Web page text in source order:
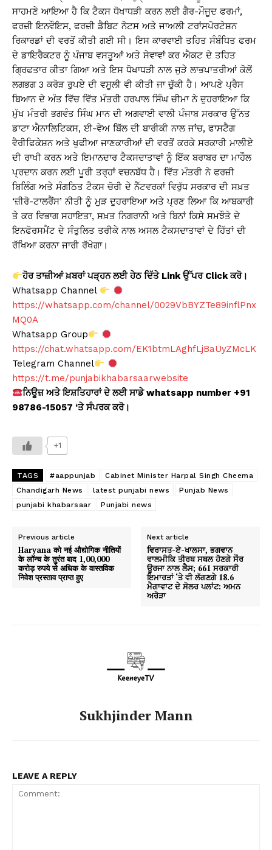
ਸਾਹਮਣੇ ਆਇਆ ਹੈ ਕਿ ਟੈਕਸ ਧੋਖਾਧੜੀ ਕਰਨ ਲਈ ਗੈਰ-ਮੌਜੂਦ ਫਰਮਾਂ,
ਫਰਜ਼ੀ ਇਨਵੌਇਸ, ਫਰਜ਼ੀ ਡੈਬਿਟ ਨੋਟਸ ਅਤੇ ਜਾਅਲੀ ਟਰਾਂਸਪੋਰਟੇਸ਼ਨ
ਰਿਕਾਰਡਾਂ ਦੀ ਵਰਤੋਂ ਕੀਤੀ ਗਈ ਸੀ। ਇਸ ਕਾਰਵਾਈ ਤਹਿਤ ਸੰਬੰਧਿਤ ਫਰਮ
ਦੇ ਡਾਇਰੈਕਟਰ ਨੂੰ ਪੰਜਾਬ ਵਸਤੂਆਂ ਅਤੇ ਸੇਵਾਵਾਂ ਕਰ ਐਕਟ ਦੇ ਤਹਿਤ
ਗ੍ਰਿਫਤਾਰ ਕੀਤਾ ਗਿਆ ਅਤੇ ਇਸ ਧੋਖਾਧੜੀ ਨਾਲ ਜੁੜੇ ਲਾਭਪਾਤਰੀਆਂ ਕੋਲੋਂ
ਲਗਭਗ 3 ਕਰੋੜ ਰੁਪਏ ਦੀ ਵਸੂਲੀ ਵੀ ਕੀਤੀ ਜਾ ਚੁੱਕੀ ਹੈ। ਆਪਣੇ ਪ੍ਰੈਸ
ਬਿਆਨ ਦੇ ਅੰਤ ਵਿੱਚ ਵਿੱਤ ਮੰਤਰੀ ਹਰਪਾਲ ਸਿੰਘ ਚੀਮਾ ਨੇ ਦੁਹਰਾਇਆ ਕਿ
ਮੁੱਖ ਮੰਤਰੀ ਭਗਵੰਤ ਸਿੰਘ ਮਾਨ ਦੀ ਅਗਵਾਈ ਵਾਲੀ ਪੰਜਾਬ ਸਰਕਾਰ ਉੱਨਤ
ਡਾਟਾ ਐਨਾਲਿਟਿਕਸ, ਈ-ਵੇਅ ਬਿੱਲ ਦੀ ਬਾਰੀਕੀ ਨਾਲ ਜਾਂਚ, ਫਾਸਟੈਗ
ਵੈਰੀਫਿਕੇਸ਼ਨ ਅਤੇ ਖੁਫੀਆ ਜਾਣਕਾਰੀਆਂ ਦੀ ਵਰਤੋਂ ਕਰਕੇ ਸਰਕਾਰੀ ਮਾਲੀਏ
ਦੀ ਰਾਖੀ ਕਰਨ ਅਤੇ ਇਮਾਨਦਾਰ ਟੈਕਸਦਾਤਾਵਾਂ ਨੂੰ ਇੱਕ ਬਰਾਬਰ ਦਾ ਮਾਹੌਲ
ਪ੍ਰਦਾਨ ਕਰਨ ਲਈ ਪੂਰੀ ਤਰ੍ਹਾਂ ਵਚਨਬੱਧ ਹੈ। ਵਿੱਤ ਮੰਤਰੀ ਨੇ ਫਰਜ਼ੀ
ਬਿਲਿੰਗ ਅਤੇ ਸੰਗਠਿਤ ਟੈਕਸ ਚੋਰੀ ਦੇ ਨੈੱਟਵਰਕਾਂ ਵਿਰੁੱਧ ਸਰਕਾਰ ਦੀ ਸਖ਼ਤ
‘ਜ਼ੀਰੋ-ਟਾਲਰੈਂਸ’ ਨੀਤੀ ਨੂੰ ਮੁੜ ਦੁਹਰਾਇਆ ਅਤੇ ਪ੍ਰਣ ਲਿਆ ਕਿ ਆਬਕਾਰੀ
ਤੇ ਕਰ ਵਿਭਾਗ ਸਹਾਇਤਾ, ਸਖ਼ਤ ਨਿਗਰਾਨੀ ਅਤੇ ਬਿਨਾਂ ਕਿਸੇ ਸਮਝੌਤੇ ਦੇ
ਇਨਫੋਰਸਮੈਂਟ ਦੇ ਸੰਤੁਲਿਤ ਤਰੀਕੇ ਨਾਲ ਅਸਲ ਟੈਕਸਦਾਤਾਵਾਂ ਦੇ ਹਿੱਤਾਂ ਦੀ
ਰੱਖਿਆ ਕਰਨਾ ਜਾਰੀ ਰੱਖੇਗਾ।
ਹੋਰ ਤਾਜ਼ੀਆਂ ਖ਼ਬਰਾਂ ਪੜ੍ਹਨ ਲਈ ਹੇਠ ਦਿੱਤੇ Link ਉੱਪਰ Click ਕਰੋ।
Whatsapp Channel
https://whatsapp.com/channel/0029VbBYZTe89inflPnx
MQ0A
Whatsapp Group
https://chat.whatsapp.com/EK1btmLAghfLjBaUyZMcLK
Telegram Channel
https://t.me/punjabikhabarsaarwebsite
ਨਿਊਜ਼ ਅਤੇ ਇਸ਼ਤਿਹਾਰਾਂ ਦੇ ਲਈ ਸਾਡੇ whatsapp number +91
98786-15057 ‘ਤੇ ਸੰਪਰਕ ਕਰੋ।
+1
TAGS #aappunjab
Cabinet Minister Harpal Singh Cheema
Chandigarh News
latest punjabi news
Punjab News
punjabi khabarsaar
Punjabi news
Previous article
Haryana को नई औद्योगिक नीतियों
के लॉन्च के तुरंत बाद 1,00,000
करोड़ रुपये से अधिक के वास्तविक
निवेश प्रस्ताव प्राप्त हुए
Next article
ਵਿਰਾਸਤ-ਏ-ਖਾਲਸਾ, ਭਗਵਾਨ
ਵਾਲਮੀਕਿ ਤੀਰਥ ਸਥਲ ਹੋਣਗੇ ਸੌਰ
ਊਰਜਾ ਨਾਲ ਲੈਸ; 661 ਸਰਕਾਰੀ
ਇਮਾਰਤਾਂ ‘ਤੇ ਵੀ ਲੱਗਣਗੇ 18.6
ਮੈਗਾਵਾਟ ਦੇ ਸੋਲਰ ਪਲਾਂਟ: ਅਮਨ
ਅਰੋੜਾ
Sukhjinder Mann
LEAVE A REPLY